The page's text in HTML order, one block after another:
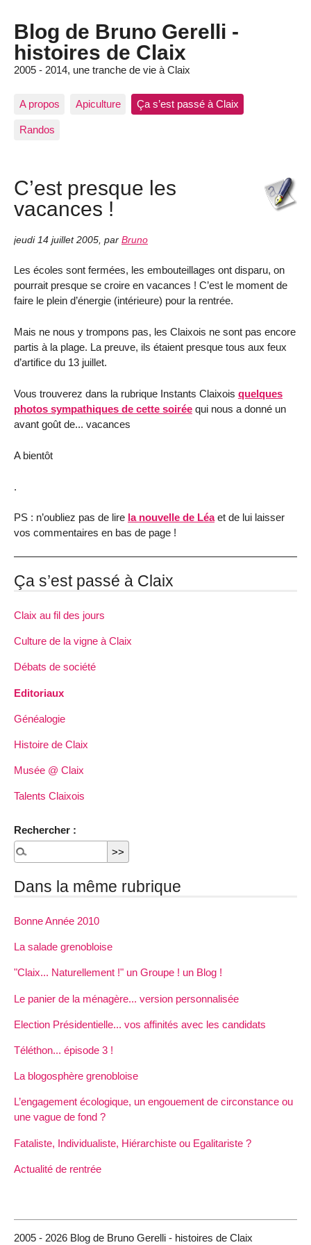
Blog de Bruno Gerelli -
histoires de Claix
2005 - 2014, une tranche de vie à Claix
A propos Apiculture Ça s’est passé à Claix
Randos
C’est presque les
vacances !
jeudi 14 juillet 2005 par Bruno
Les écoles sont fermées, les embouteillages ont disparu, on
pourrait presque se croire en vacances ! C’est le moment de
faire le plein d’énergie (intérieure) pour la rentrée.
Mais ne nous y trompons pas, les Claixois ne sont pas encore
partis à la plage. La preuve, ils étaient presque tous aux feux
d’artifice du 13 juillet.
Vous trouverez dans la rubrique Instants Claixois quelques
photos sympathiques de cette soirée qui nous a donné un
avant goût de... vacances
A bientôt
.
PS : n’oubliez pas de lire la nouvelle de Léaet de lui laisser
vos commentaires en bas de page !
Ça s’est passé à Claix
Claix au fil des jours
Culture de la vigne à Claix
Débats de société
Editoriaux
Généalogie
Histoire de Claix
Musée @ Claix
Talents Claixois
Rechercher :
Dans la même rubrique
Bonne Année 2010
La salade grenobloise
"Claix... Naturellement !" un Groupe ! un Blog !
Le panier de la ménagère... version personnalisée
Election Présidentielle... vos affinités avec les candidats
Téléthon... épisode 3 !
La blogosphère grenobloise
L’engagement écologique, un engouement de circonstance ou
une vague de fond ?
Fataliste, Individualiste, Hiérarchiste ou Egalitariste ?
Actualité de rentrée
2005 - 2026 Blog de Bruno Gerelli - histoires de Claix